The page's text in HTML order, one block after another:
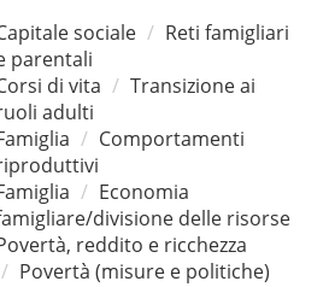
sociale
Reti famigliari
parentali
di vita
Transizione ai
adulti
Comportamenti
Economia
divisione delle risorse
reddito e ricchezza
Povertà (misure e politiche)